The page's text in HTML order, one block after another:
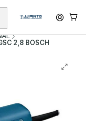
+75€ (excepto ilhas)
COM FIO
2,8 BOSCH